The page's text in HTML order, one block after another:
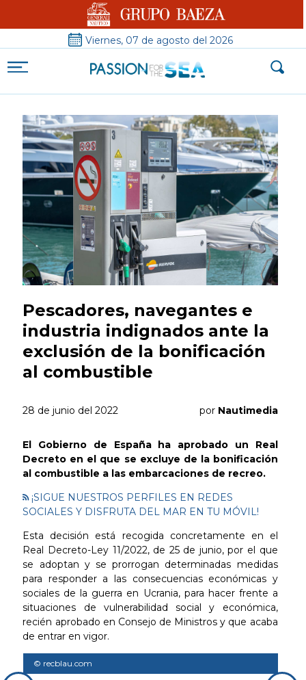
Viernes, 07 de agosto del 2026
Pescadores, navegantes e
industria indignados ante la
exclusión de la bonificación
al combustible
28 de junio del 2022 por Nautimedia
El Gobierno de España ha aprobado un Real
Decreto en el que se excluye de la bonificación
al combustible a las embarcaciones de recreo.
¡SIGUE NUESTROS PERFILES EN REDES
SOCIALES Y DISFRUTA DEL MAR EN TU MÓVIL!
Esta decisión está recogida concretamente en el
Real Decreto-Ley 11/2022, de 25 de junio, por el que
se adoptan y se prorrogan determinadas medidas
para responder a las consecuencias económicas y
sociales de la guerra en Ucrania, para hacer frente a
situaciones de vulnerabilidad social y económica,
recién aprobado en Consejo de Ministros y que acaba
de entrar en vigor.
© recblau.com